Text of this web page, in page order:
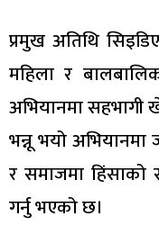
प्रमुख अतिथि
महिला र
अभियानमा सहभागी
भन्नू भयो अभियानमा
र समाजमा
गर्नु भएको छ।